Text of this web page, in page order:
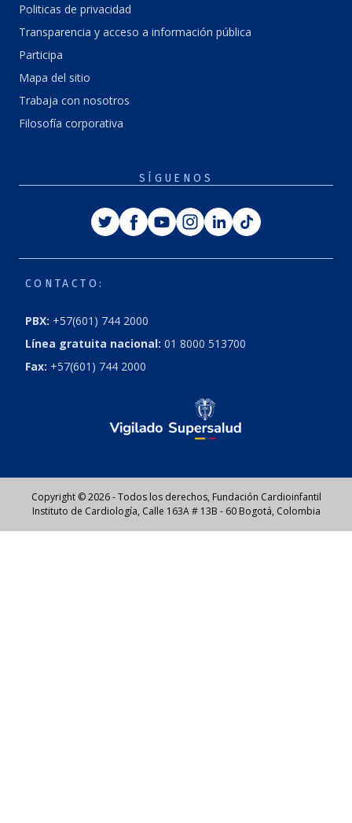
Politicas de privacidad
Transparencia y acceso a información pública
Participa
Mapa del sitio
Trabaja con nosotros
Filosofía corporativa
SÍGUENOS
TwitterFacebook
YoutubeInstagram
LinkedinTiktok
CONTACTO:
PBX: +57(601) 744 2000
Línea gratuita nacional: 01 8000 513700
Fax: +57(601) 744 2000
Copyright © 2026 - Todos los derechos, Fundación Cardioinfantil
Instituto de Cardiología, Calle 163A # 13B - 60 Bogotá, Colombia